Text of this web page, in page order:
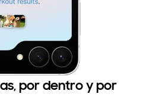
por dentro y por